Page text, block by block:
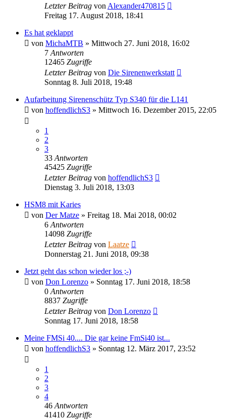
Letzter Beitrag von Alexander470815
Freitag 17. August 2018, 18:41
Es hat geklappt
von MichaMTB » Mittwoch 27. Juni 2018, 16:02
7 Antworten
12465 Zugriffe
Letzter Beitrag von Die Sirenenwerkstatt
Sonntag 8. Juli 2018, 19:48
Aufarbeitung Sirenenschütz Typ S340 für die L141
von hoffendlichS3 » Mittwoch 16. Dezember 2015, 22:05
1
2
3
33 Antworten
45425 Zugriffe
Letzter Beitrag von hoffendlichS3
Dienstag 3. Juli 2018, 13:03
HSM8 mit Karies
von Der Matze » Freitag 18. Mai 2018, 00:02
6 Antworten
14098 Zugriffe
Letzter Beitrag von Laatze
Donnerstag 21. Juni 2018, 09:38
Jetzt geht das schon wieder los ;-)
von Don Lorenzo » Sonntag 17. Juni 2018, 18:58
0 Antworten
8837 Zugriffe
Letzter Beitrag von Don Lorenzo
Sonntag 17. Juni 2018, 18:58
Meine FMSi 40.... Die gar keine FmSi40 ist...
von hoffendlichS3 » Sonntag 12. März 2017, 23:52
1
2
3
4
46 Antworten
41410 Zugriffe